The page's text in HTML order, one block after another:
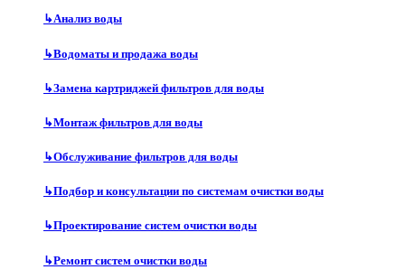
↳Анализ воды
↳Водоматы и продажа воды
↳Замена картриджей фильтров для воды
↳Монтаж фильтров для воды
↳Обслуживание фильтров для воды
↳Подбор и консультации по системам очистки воды
↳Проектирование систем очистки воды
↳Ремонт систем очистки воды